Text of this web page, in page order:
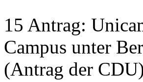
15 Antrag:
Campus unter
(Antrag der